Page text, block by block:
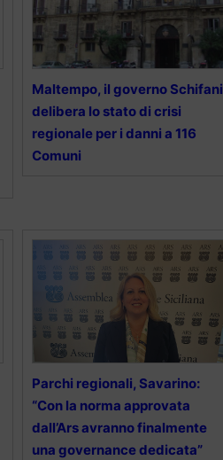
Maltempo, il governo Schifani
delibera lo stato di crisi
regionale per i danni a 116
Comuni
Parchi regionali, Savarino:
“Con la norma approvata
dall’Ars avranno finalmente
una governance dedicata”